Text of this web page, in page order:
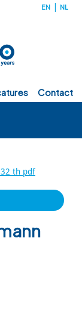
EN NL
contact
th pdf